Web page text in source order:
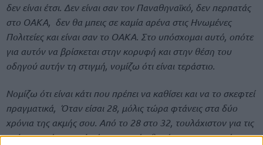
δεν είναι έτσι. Δεν είναι σαν τον Παναθηναϊκό, δεν περπατάς
στο ΟΑΚΑ, δεν θα μπεις σε καμία αρένα στις Ηνωμένες
Πολιτείες και είναι σαν το ΟΑΚΑ. Στο υπόσχομαι αυτό, οπότε
για αυτόν να βρίσκεται στην κορυφή και στην θέση του
οδηγού αυτήν τη στιγμή, νομίζω ότι είναι τεράστιο.
Νομίζω ότι είναι κάτι που πρέπει να καθίσει και να το σκεφτεί
πραγματικά, Όταν είσαι 28, μόλις τώρα φτάνεις στα δύο
χρόνια της ακμής σου. Από το 28 στο 32, τουλάχιστον για τις
επόμενες τέσσερις ή πέντε χρονιές, θα είναι σε κορυφαίο